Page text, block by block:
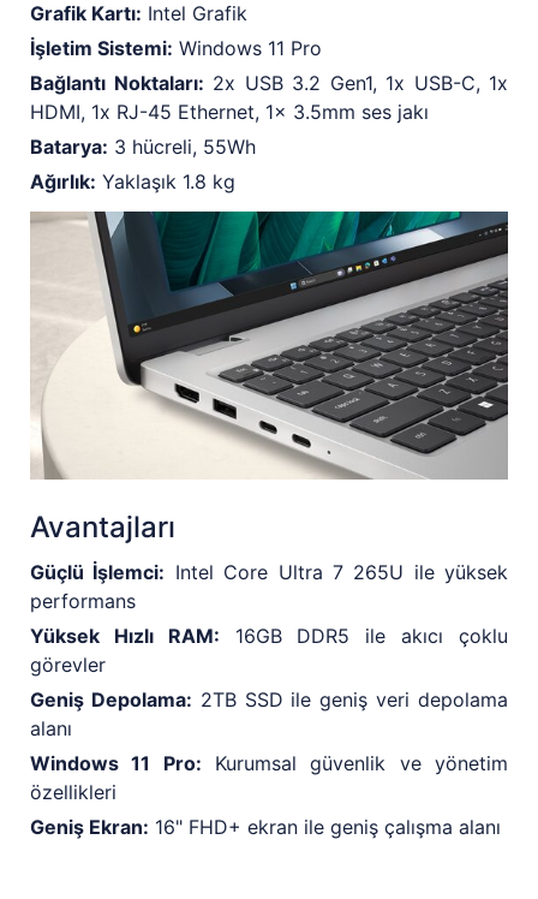
Grafik Kartı: Intel Grafik
İşletim Sistemi: Windows 11 Pro
Bağlantı Noktaları: 2x USB 3.2 Gen1, 1x USB-C, 1x
HDMI, 1x RJ-45 Ethernet, 1x 3.5mm ses jakı
Batarya: 3 hücreli, 55Wh
Ağırlık: Yaklaşık 1.8 kg
Avantajları
Güçlü İşlemci: Intel Core Ultra 7 265U ile yüksek
performans
Yüksek Hızlı RAM: 16GB DDR5 ile akıcı çoklu
görevler
Geniş Depolama: 2TB SSD ile geniş veri depolama
alanı
Windows 11 Pro: Kurumsal güvenlik ve yönetim
özellikleri
Geniş Ekran: 16" FHD+ ekran ile geniş çalışma alanı